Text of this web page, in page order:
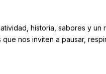
historia, sabores y un
nos inviten a pausar,